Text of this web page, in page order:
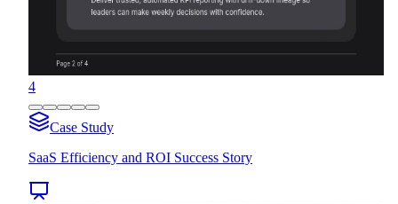
4
Case Study
SaaS Efficiency and ROI Success Story